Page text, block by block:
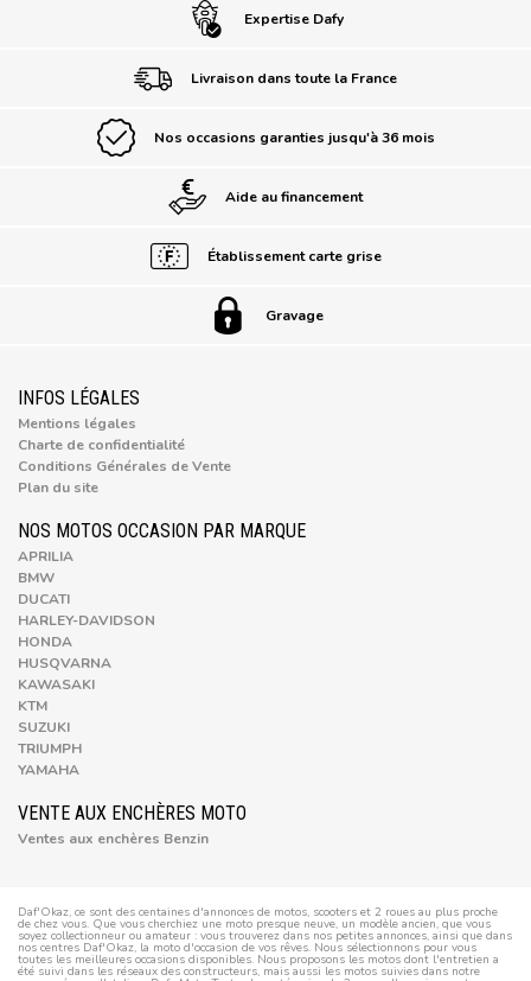
Expertise Dafy
Livraison dans toute la France
Nos occasions garanties jusqu'à 36 mois
Aide au financement
Établissement carte grise
Gravage
INFOS LÉGALES
Mentions légales
Charte de confidentialité
Conditions Générales de Vente
Plan du site
NOS MOTOS OCCASION PAR MARQUE
APRILIA
BMW
DUCATI
HARLEY-DAVIDSON
HONDA
HUSQVARNA
KAWASAKI
KTM
SUZUKI
TRIUMPH
YAMAHA
VENTE AUX ENCHÈRES MOTO
Ventes aux enchères Benzin
Daf'Okaz, ce sont des centaines d'annonces de motos, scooters et 2 roues au plus proche
de chez vous. Que vous cherchiez une moto presque neuve, un modèle ancien, que vous
soyez collectionneur ou amateur : vous trouverez dans nos petites annonces, ainsi que dans
nos centres Daf'Okaz, la moto d'occasion de vos rêves. Nous sélectionnons pour vous
toutes les meilleures occasions disponibles. Nous proposons les motos dont l'entretien a
été suivi dans les réseaux des constructeurs, mais aussi les motos suivies dans notre